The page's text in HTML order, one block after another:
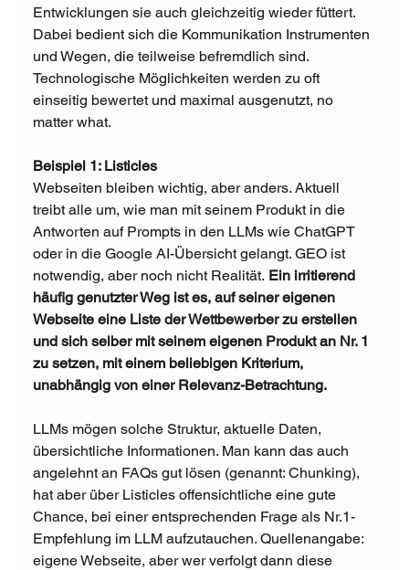
Entwicklungen sie auch gleichzeitig wieder füttert.
Dabei bedient sich die Kommunikation Instrumenten
und Wegen, die teilweise befremdlich sind.
Technologische Möglichkeiten werden zu oft
einseitig bewertet und maximal ausgenutzt, no
matter what.
Beispiel 1: Listicles
Webseiten bleiben wichtig, aber anders. Aktuell
treibt alle um, wie man mit seinem Produkt in die
Antworten auf Prompts in den LLMs wie ChatGPT
oder in die Google AI-Übersicht gelangt. GEO ist
notwendig, aber noch nicht Realität. Ein irritierend
häufig genutzter Weg ist es, auf seiner eigenen
Webseite eine Liste der Wettbewerber zu erstellen
und sich selber mit seinem eigenen Produkt an Nr. 1
zu setzen, mit einem beliebigen Kriterium,
unabhängig von einer Relevanz-Betrachtung.
LLMs mögen solche Struktur, aktuelle Daten,
übersichtliche Informationen. Man kann das auch
angelehnt an FAQs gut lösen (genannt: Chunking),
hat aber über Listicles offensichtliche eine gute
Chance, bei einer entsprechenden Frage als Nr.1-
Empfehlung im LLM aufzutauchen. Quellenangabe:
eigene Webseite, aber wer verfolgt dann diese